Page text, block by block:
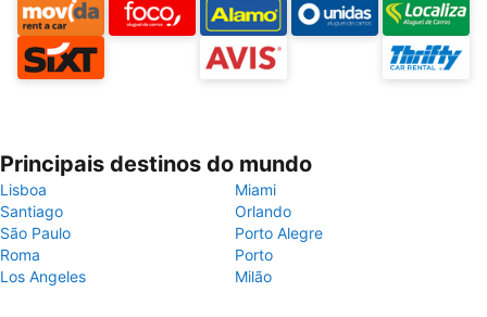
Principais destinos do mundo
Lisboa
Miami
Santiago
Orlando
São Paulo
Porto Alegre
Roma
Porto
Los Angeles
Milão